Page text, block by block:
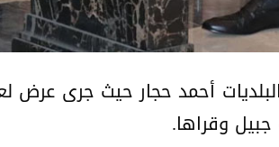
أحمد حجار حيث جرى عرض
وقراها.